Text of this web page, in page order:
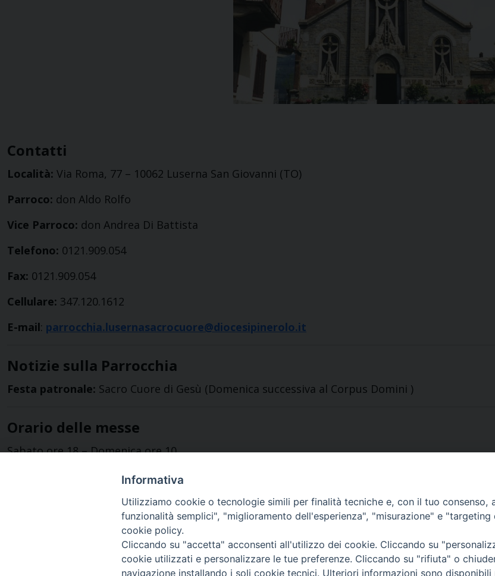
Contatti
Località: Via Roma, 77 – 10062 Luserna San Giovanni (TO)
Parroco: don Aldo Rolfo
Vice Parroco: don Andrea Di Battista
Telefono: 0121.909.054
Fax: 0121.909.054
Cellulare: 347.120.1612
E-mail: parrocchia.lusernasacrocuore@diocesipinerolo.it
Notizie sulla Parrocchia
Festa patronale: Sacro Cuore di Gesù (Domenica successiva al Corpus Domini )
Orario delle messe
Sabato ore 18 – Domenica ore 10
Sede Curia:
Via Vescovado, 1 – 10064 Pinerolo
Informativa
Utilizziamo cookie o tecnologie simili per finalità tecniche e, con il tuo consenso,
funzionalità semplici", "miglioramento dell'esperienza", "misurazione" e
cookie policy.
Cliccando su "accetta" acconsenti all'utilizzo dei cookie. Cliccando su
cookie utilizzati e personalizzare le tue preferenze. Cliccando su "rifiuta" o
navigazione installando i soli cookie tecnici. Ulteriori informazioni sono disponibili